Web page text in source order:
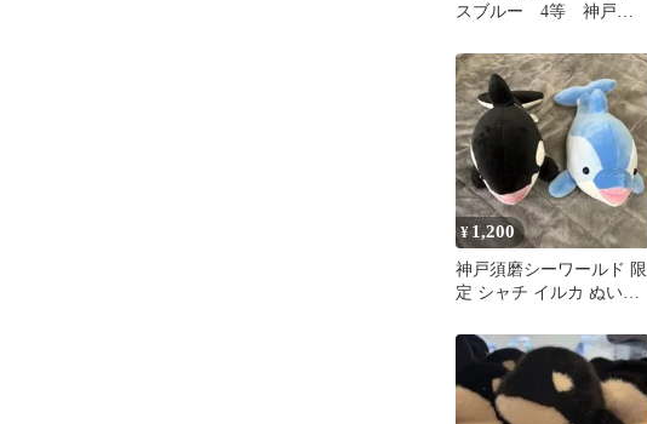
スブルー 4等 神戸須
くじ シャチ
¥1,200
神戸須磨シーワールド 限
定 シャチ イルカ ぬいぐ